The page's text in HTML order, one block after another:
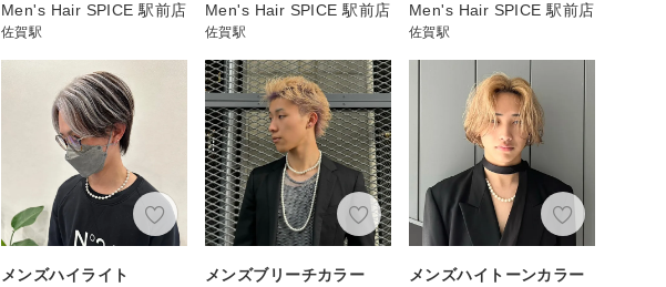
Men's Hair SPICE 駅前店
佐賀駅
Men's Hair SPICE 駅前店
佐賀駅
Men's Hair SPICE 駅前店
佐賀駅
メンズハイライト
メンズブリーチカラー
メンズハイトーンカラー